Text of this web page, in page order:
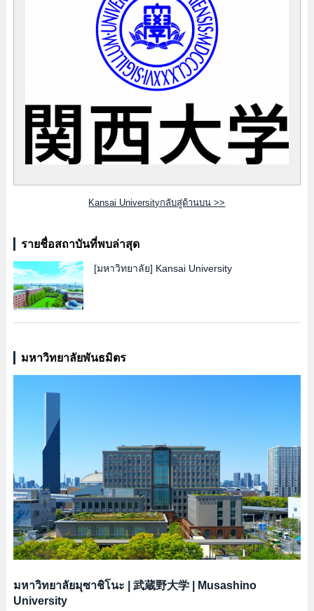
Kansai Universityกลับสู่ด้านบน >>
รายชื่อสถาบันที่พบล่าสุด
[มหาวิทยาลัย] Kansai University
มหาวิทยาลัยพันธมิตร
มหาวิทยาลัยมุซาชิโนะ 武蔵野大学|
Musashino
University